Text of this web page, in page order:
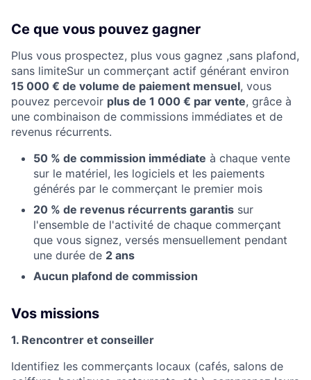
Ce que vous pouvez gagner
Plus vous prospectez, plus vous gagnez ,sans plafond,
sans limiteSur un commerçant actif générant environ
15 000 € de volume de paiement mensuel, vous
pouvez percevoir plus de 1 000 € par vente, grâce à
une combinaison de commissions immédiates et de
revenus récurrents.
50 % de commission immédiate à chaque vente
sur le matériel, les logiciels et les paiements
générés par le commerçant le premier mois
20 % de revenus récurrents garantis sur
l'ensemble de l'activité de chaque commerçant
que vous signez, versés mensuellement pendant
une durée de 2 ans
Aucun plafond de commission
Vos missions
1. Rencontrer et conseiller
Identifiez les commerçants locaux (cafés, salons de